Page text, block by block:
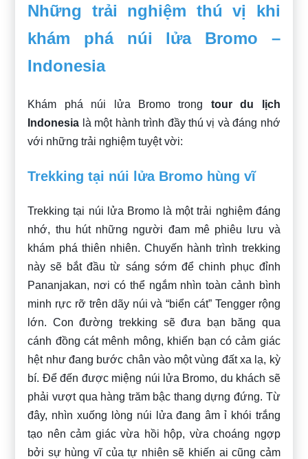
Những trải nghiệm thú vị khi
khám phá núi lửa Bromo –
Indonesia
Khám phá núi lửa Bromo trong tour du lịch
Indonesia là một hành trình đầy thú vị và đáng nhớ
với những trải nghiệm tuyệt vời:
Trekking tại núi lửa Bromo hùng vĩ
Trekking tại núi lửa Bromo là một trải nghiệm đáng
nhớ, thu hút những người đam mê phiêu lưu và
khám phá thiên nhiên. Chuyến hành trình trekking
này sẽ bắt đầu từ sáng sớm để chinh phục đỉnh
Pananjakan, nơi có thể ngắm nhìn toàn cảnh bình
minh rực rỡ trên dãy núi và “biển cát” Tengger rộng
lớn. Con đường trekking sẽ đưa bạn băng qua
cánh đồng cát mênh mông, khiến bạn có cảm giác
hệt như đang bước chân vào một vùng đất xa lạ, kỳ
bí. Để đến được miệng núi lửa Bromo, du khách sẽ
phải vượt qua hàng trăm bậc thang dựng đứng. Từ
đây, nhìn xuống lòng núi lửa đang âm ỉ khói trắng
tạo nên cảm giác vừa hồi hộp, vừa choáng ngợp
bởi sự hùng vĩ của tự nhiên sẽ khiến ai cũng cảm